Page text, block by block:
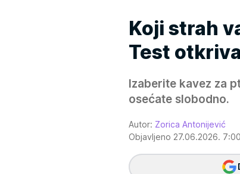
Koji strah
Test
Izaberite kavez za
osećate slobodno.
Autor: Zorica Antonijević
Objavljeno 27.06.2026.